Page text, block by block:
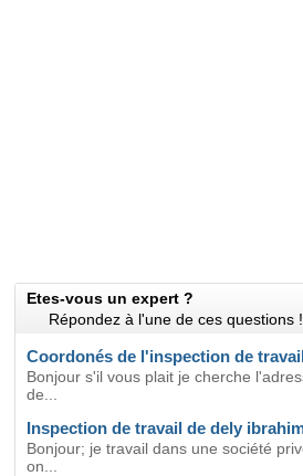
Etes-vous un expert ?
Répondez à l'une de ces questions !
Coordonés de l'inspection de
Bonjour s'il vous plait je cherche
de...
Inspection de travail de dely
Bonjour; je travail dans une société
on...